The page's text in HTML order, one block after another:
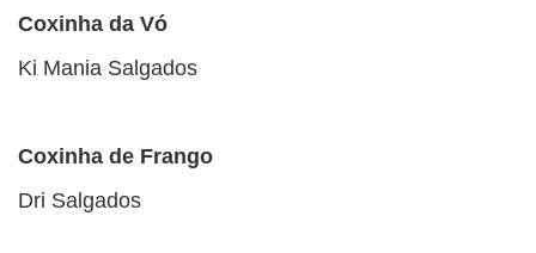
Coxinha da Vó
Ki Mania Salgados
Coxinha de Frango
Dri Salgados